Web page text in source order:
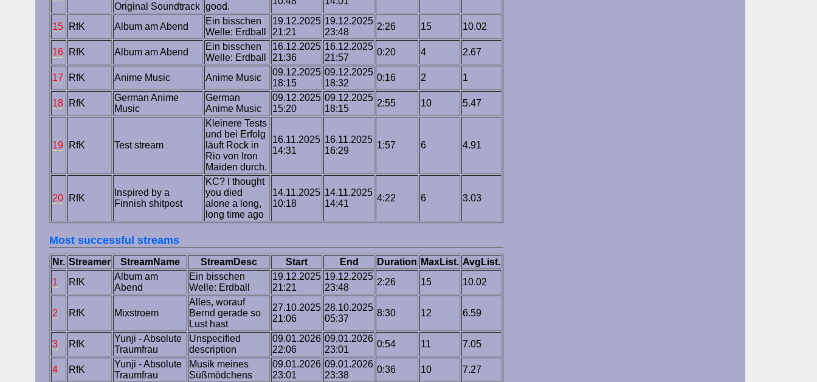
Original Soundtrack good.
15 RfK Album am Abend
Ein bisschen
Welle: Erdball
19.12.2025
21:21
19.12.2025
23:48
2:26 15 10.02
16 RfK Album am Abend
Ein bisschen
Welle: Erdball
16.12.2025
21:36
16.12.2025
21:57
0:20 4 2.67
17 RfK Anime Music Anime Music
09.12.2025
18:15
09.12.2025
18:32
0:16 2 1
18 RfK
German Anime
Music
German
Anime Music
09.12.2025
15:20
09.12.2025
18:15
2:55 10 5.47
19 RfK Test stream
Kleinere Tests
und bei Erfolg
läuft Rock in
Rio von Iron
Maiden durch.
16.11.2025
14:31
16.11.2025
16:29
1:57 6 4.91
20 RfK
Inspired by a
Finnish shitpost
KC? I thought
you died
alone a long,
long time ago
14.11.2025
10:18
14.11.2025
14:41
4:22 6 3.03
Most successful streams
Nr. Streamer StreamName StreamDesc Start End Duration MaxList. AvgList.
1
RfK
Album am
Abend
Ein bisschen
Welle: Erdball
19.12.2025
21:21
19.12.2025
23:48
2:26 15 10.02
2 RfK Mixstroem
Alles, worauf
Bernd gerade so
Lust hast
27.10.2025
21:06
28.10.2025
05:37
8:30 12 6.59
3 RfK
Yunji - Absolute
Traumfrau
Unspecified
description
09.01.2026
22:06
09.01.2026
23:01
0:54 11 7.05
4 RfK
Yunji - Absolute
Traumfrau
Musik meines
Süßmödchens
09.01.2026
23:01
09.01.2026
23:38
0:36 10 7.27